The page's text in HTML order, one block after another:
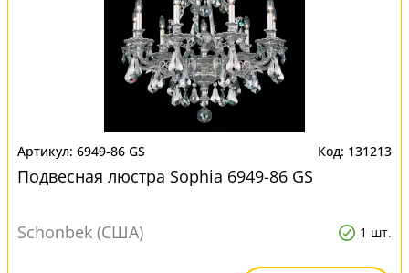
6949-86 GS 131213
Подвесная люстра Sophia 6949-86 GS
Schonbek (США) 1 шт.